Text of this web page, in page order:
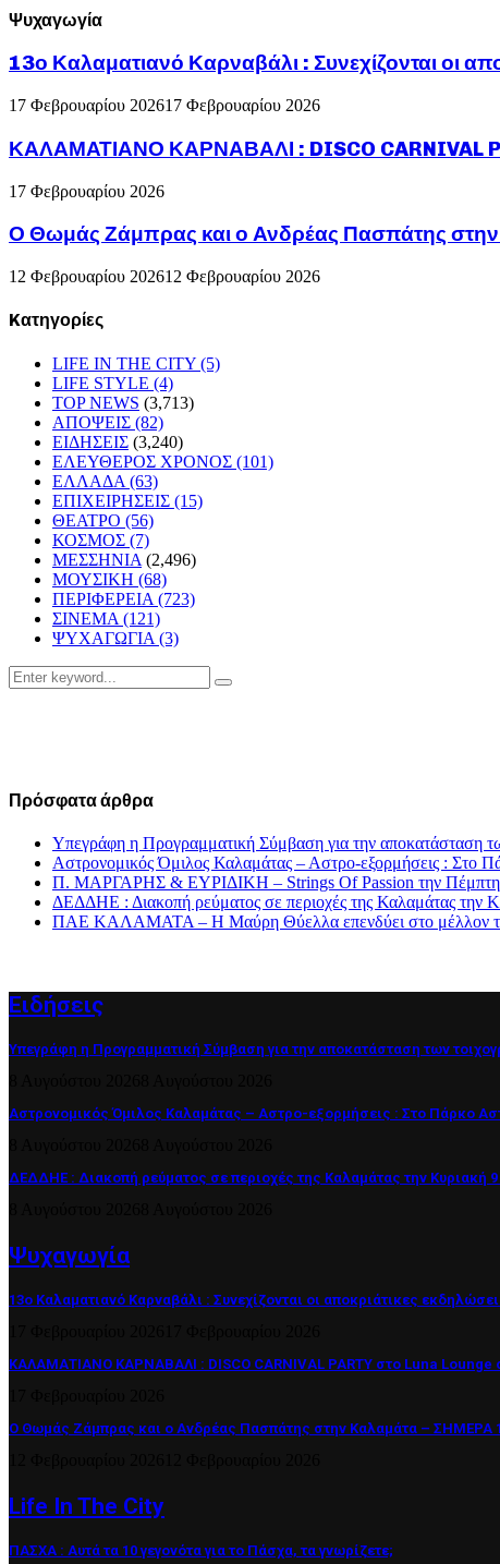
Ψυχαγωγία
13ο Καλαματιανό Καρναβάλι : Συνεχίζονται οι
17 Φεβρουαρίου 202617 Φεβρουαρίου 2026
ΚΑΛΑΜΑΤΙΑΝΟ ΚΑΡΝΑΒΑΛΙ : DISCO CARNIVAL
17 Φεβρουαρίου 2026
Ο Θωμάς Ζάμπρας και ο Ανδρέας Πασπάτης
12 Φεβρουαρίου 202612 Φεβρουαρίου 2026
Kατηγορίες
LIFE IN THE CITY (5)
LIFE STYLE (4)
TOP NEWS (3,713)
ΑΠΟΨΕΙΣ (82)
ΕΙΔΗΣΕΙΣ (3,240)
ΕΛΕΥΘΕΡΟΣ ΧΡΟΝΟΣ (101)
ΕΛΛΑΔΑ (63)
ΕΠΙΧΕΙΡΗΣΕΙΣ (15)
ΘΕΑΤΡΟ (56)
ΚΟΣΜΟΣ (7)
ΜΕΣΣΗΝΙΑ (2,496)
ΜΟΥΣΙΚΗ (68)
ΠΕΡΙΦΕΡΕΙΑ (723)
ΣΙΝΕΜΑ (121)
ΨΥΧΑΓΩΓΙΑ (3)
Search
for:
Search
Πρόσφατα άρθρα
Υπεγράφη η Προγραμματική Σύμβαση για την αποκατάσταση
Αστρονομικός Όμιλος Καλαμάτας – Αστρο-εξορμήσεις : Στο
Π. ΜΑΡΓΑΡΗΣ & ΕΥΡΙΔΙΚΗ – Strings Of Passion την Πέμπτη
ΔΕΔΔΗΕ : Διακοπή ρεύματος σε περιοχές της Καλαμάτας την
ΠΑΕ ΚΑΛΑΜΑΤΑ – Η Μαύρη Θύελλα επενδύει στο μέλλον
Ειδήσεις
Υπεγράφη η Προγραμματική Σύμβαση για την αποκατάσταση των
Αστρονομικός Όμιλος Καλαμάτας – Αστρο-εξορμήσεις : Στο Πάρκο
ΔΕΔΔΗΕ : Διακοπή ρεύματος σε περιοχές της Καλαμάτας την Κυριακή
Ψυχαγωγία
13ο Καλαματιανό Καρναβάλι : Συνεχίζονται οι αποκριάτικες
ΚΑΛΑΜΑΤΙΑΝΟ ΚΑΡΝΑΒΑΛΙ : DISCO CARNIVAL PARTY στο Luna Lounge
Ο Θωμάς Ζάμπρας και ο Ανδρέας Πασπάτης στην Καλαμάτα –
Life In The City
ΠΑΣΧΑ : Αυτά τα 10 γεγονότα για το Πάσχα, τα γνωρίζετε;